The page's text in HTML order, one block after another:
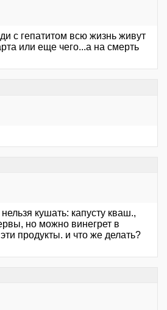
с гепатитом всю жизнь живут
или еще чего...а на смерть
кушать: капусту кваш.,
но можно винегрет в
продукты. и что же делать?